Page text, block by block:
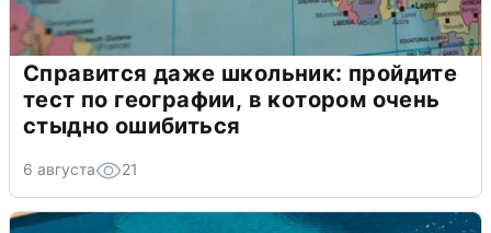
Справится даже школьник: пройдите
тест по географии, в котором очень
стыдно ошибиться
6 августа 21